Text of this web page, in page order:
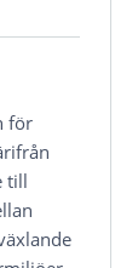
för
till